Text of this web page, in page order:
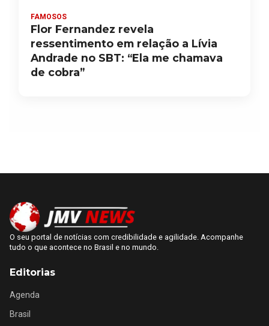
FAMOSOS
Flor Fernandez revela
ressentimento em relação a Lívia
Andrade no SBT: “Ela me chamava
de cobra”
O seu portal de notícias com credibilidade e agilidade. Acompanhe
tudo o que acontece no Brasil e no mundo.
Editorias
Agenda
Brasil